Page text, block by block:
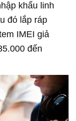
khẩu linh
đó lắp ráp
IMEI giả
đến